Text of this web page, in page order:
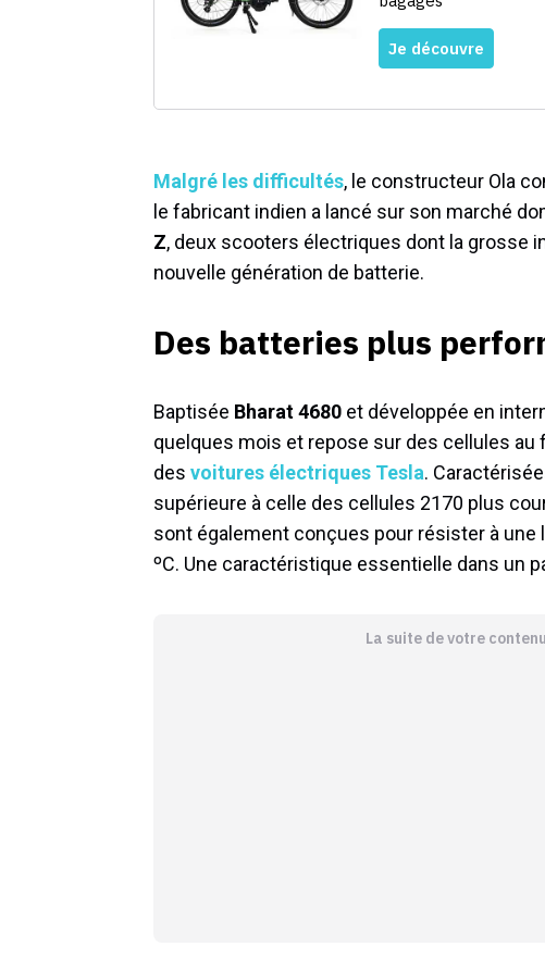
Malgré les difficultés, le constructeur Ola
le fabricant indien a lancé sur son marché
Z, deux scooters électriques dont la grosse
nouvelle génération de batterie.
Des batteries plus
Baptisée Bharat 4680 et développée en
quelques mois et repose sur des cellules
des voitures électriques Tesla.
supérieure à celle des cellules 2170 plus
sont également conçues pour résister à une
ºC. Une caractéristique essentielle dans un
La suite de votre